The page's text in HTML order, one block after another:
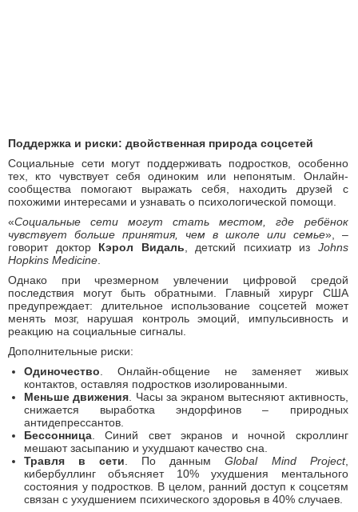
Поддержка и риски: двойственная природа соцсетей
Социальные сети могут поддерживать подростков, особенно
тех, кто чувствует себя одиноким или непонятым. Онлайн-
сообщества помогают выражать себя, находить друзей с
похожими интересами и узнавать о психологической помощи.
«Социальные сети могут стать местом, где ребёнок
чувствует больше принятия, чем в школе или семье», –
говорит доктор Кэрол Видаль , детский психиатр из Johns
Hopkins Medicine
Однако при чрезмерном увлечении цифровой средой
последствия могут быть обратными. Главный хирург США
предупреждает: длительное использование соцсетей может
менять мозг, нарушая контроль эмоций, импульсивность и
реакцию на социальные сигналы.
Дополнительные риски:
Одиночество . Онлайн-общение не заменяет живых
контактов, оставляя подростков изолированными.
Меньше движения . Часы за экраном вытесняют активность,
снижается выработка эндорфинов – природных
антидепрессантов.
Бессонница . Синий свет экранов и ночной скроллинг
мешают засыпанию и ухудшают качество сна.
Травля в сети . По даннымGlobal Mind Project,
кибербуллинг объясняет 10% ухудшения ментального
состояния у подростков. В целом, ранний доступ к соцсетям
связан с ухудшением психического здоровья в 40% случаев.